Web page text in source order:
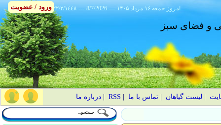
٢٢/٢/١٤٤٨ --- 8/7/2026 --- ۱۴۰۵ جمعه ۱۶ مرداد امروز
و فضای سبز
لیست گیاهان |تماس با ما RSS
|درباره ما
ورود / عضویت